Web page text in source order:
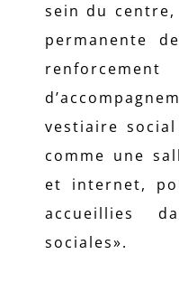
sein du
permanente
vestiaire
comme une
et internet,
accueillies
sociales».